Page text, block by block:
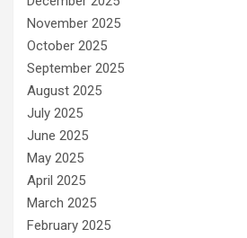
November 2025
October 2025
September 2025
August 2025
July 2025
June 2025
May 2025
April 2025
March 2025
February 2025